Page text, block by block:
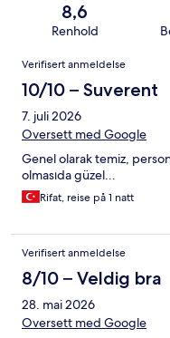
8,6
Renhold
Anmeldelser
Verifisert anmeldelse
10/10 – Suverent
7. juli 2026
Oversett med Google
Genel olarak temiz,
olmasıda güzel...
Rifat, reise på 1 natt
Verifisert anmeldelse
8/10 – Veldig bra
28. mai 2026
Oversett med Google